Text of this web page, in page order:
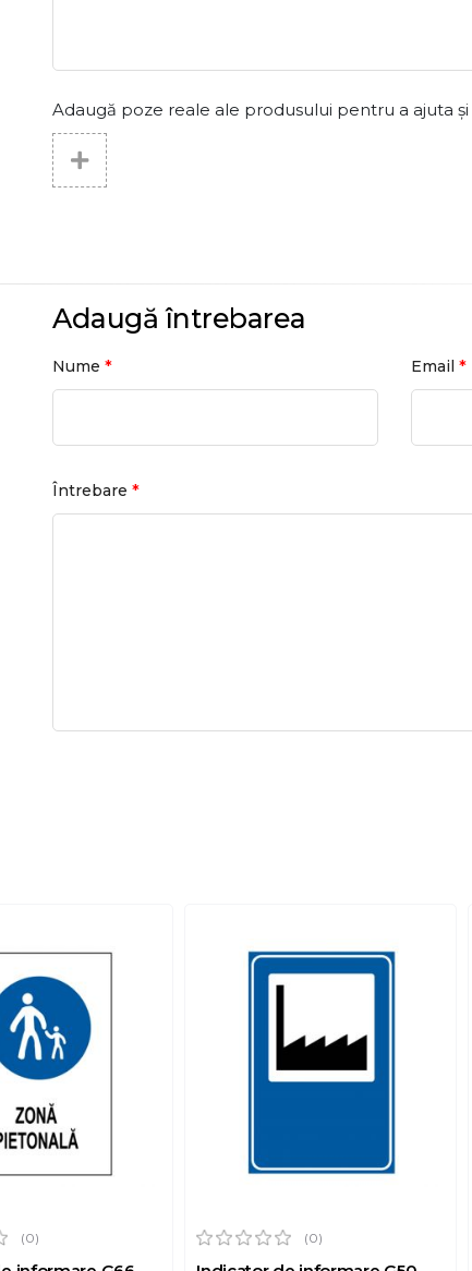
Adaugă poze reale ale produsului pentru a ajuta
Adaugă întrebarea
Nume * Email *
Întrebare *
(0) (0)